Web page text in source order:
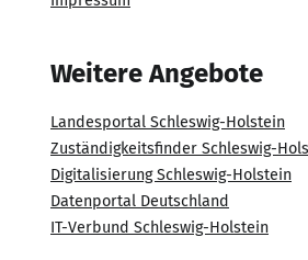
Weitere Angebote
Landesportal Schleswig-Holstein
Zuständigkeitsfinder Schleswig-
Digitalisierung Schleswig-Holstein
Datenportal Deutschland
IT-Verbund Schleswig-Holstein